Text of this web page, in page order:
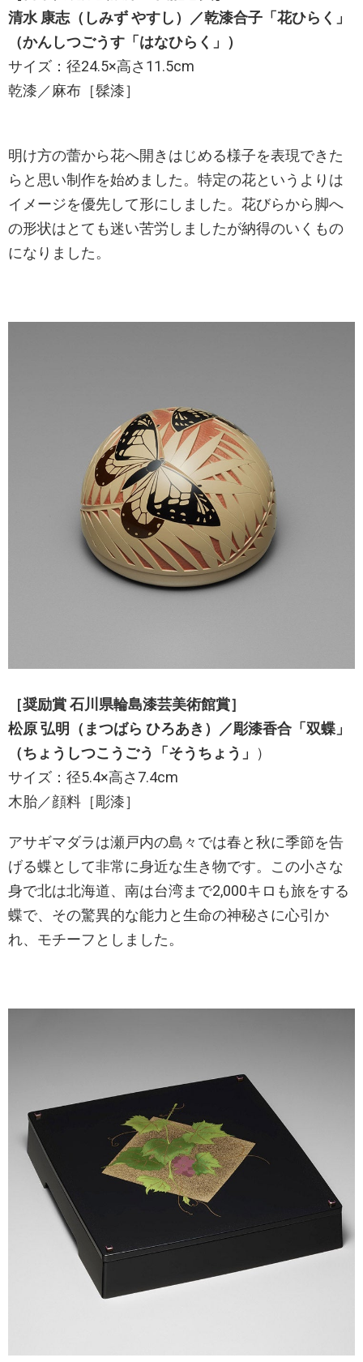
清水 康志（しみず やすし）／乾漆合子「花ひらく」
（かんしつごうす「はなひらく」）
サイズ：径24.5×高さ11.5cm
乾漆／麻布［髹漆］
明け方の蕾から花へ開きはじめる様子を表現できた
らと思い制作を始めました。特定の花というよりは
イメージを優先して形にしました。花びらから脚へ
の形状はとても迷い苦労しましたが納得のいくもの
になりました。
［奨励賞 石川県輪島漆芸美術館賞］
松原 弘明（まつばら ひろあき）／彫漆香合「双蝶」
（ちょうしつこうごう「そうちょう」
）
サイズ：径5.4×高さ7.4cm
木胎／顔料［彫漆］
アサギマダラは瀬戸内の島々では春と秋に季節を告
げる蝶として非常に身近な生き物です。この小さな
身で北は北海道、南は台湾まで2,000キロも旅をする
蝶で、その驚異的な能力と生命の神秘さに心引か
れ、モチーフとしました。